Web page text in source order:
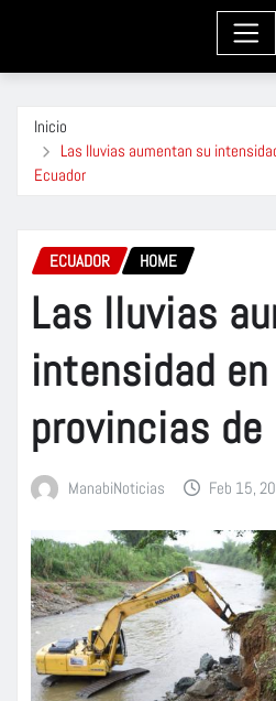
Inicio
Las lluvias aumentan su
Ecuador
ECUADOR HOME
Las lluvias
intensidad
provincias de
ManabiNoticias Feb 15,